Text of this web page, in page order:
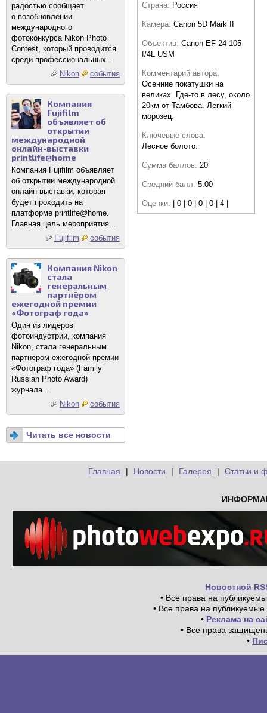
радостью сообщает
о возобновлении
международного
фотоконкурса Nikon Photo
Contest, который проводится
среди профессиональных...
Nikon
события
Компания
Fujifilm
объявляет об
открытии
международной
онлайн-выставки
printlife@home
Компания Fujifilm объявляет
об открытии международной
онлайн-выставки, которая
будет проходить на
платформе printlife@home.
Главная цель мероприятия...
Fujifilm
события
Компания Nikon
стала
генеральным
партнёром
ежегодной премии
«Фотограф года»
Один из лидеров
фотоиндустрии, компания
Nikon, стала генеральным
партнёром ежегодной премии
«Фотограф года» (Family
Russian Photo Award)
журнала...
Nikon
события
Читать все новости
Страна: Россия
Камера: Canon 5D Mark II
Объектив: Canon EF 24-105
f/4L USM
Комментарий автора:
Осенние покатушки на
великах. Где-то в лесу, около
20км от Тамбова. Легкий
морозец.
Ключевые слова:
Лесное болото.
Сумма баллов: 20
Средний балл: 5.00
Оценки: | 0 | 0 | 0 | 0 | 4 |
Главная | Новости | Галерея | Статьи и
Новостной
• Все права на
• Все права на
• Реклама на
• Все права
•